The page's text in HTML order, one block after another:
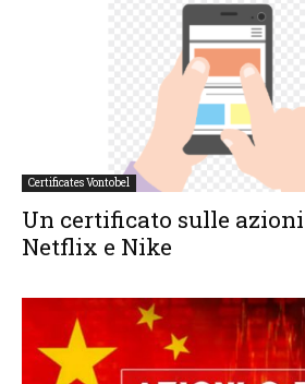
Certificates Vontobel
Un certificato sulle
Netflix e Nike